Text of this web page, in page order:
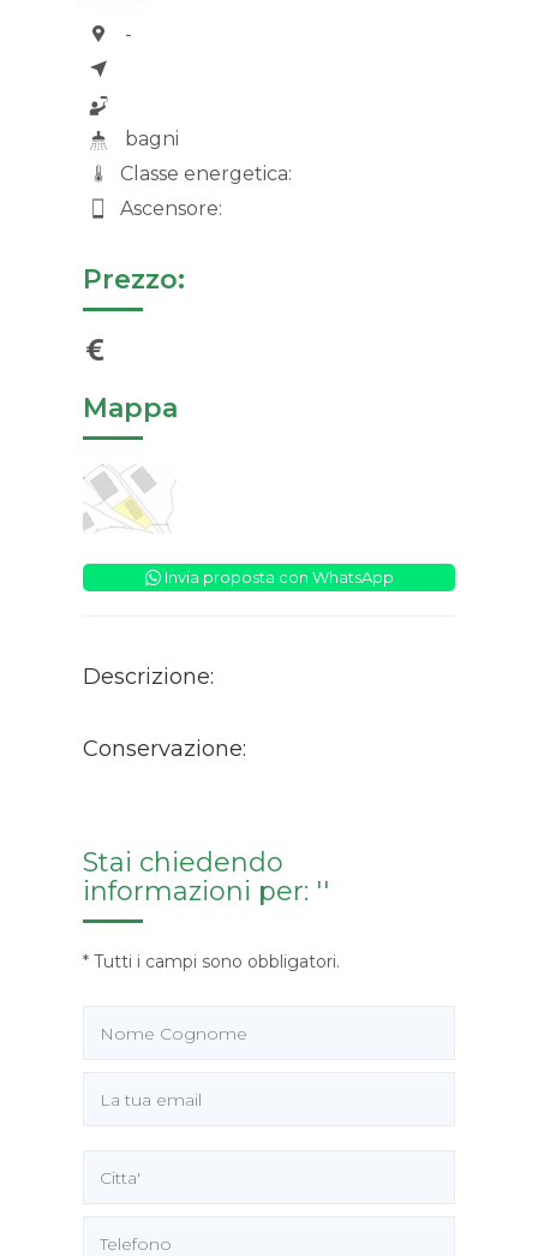
-
bagni
Classe energetica:
Ascensore:
Prezzo:
Mappa
Invia proposta con WhatsApp
Descrizione:
Conservazione:
Stai chiedendo
informazioni per: ''
* Tutti i campi sono obbligatori.